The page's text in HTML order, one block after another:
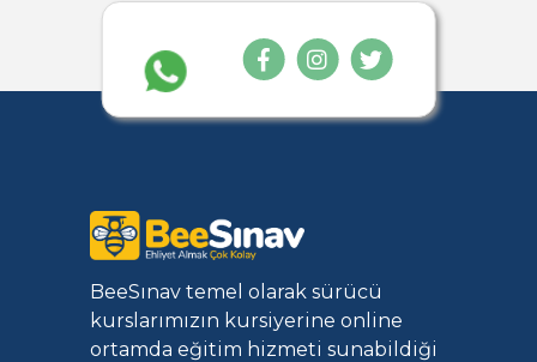
BeeSınav temel olarak sürücü
kurslarımızın kursiyerine online
ortamda eğitim hizmeti sunabildiği